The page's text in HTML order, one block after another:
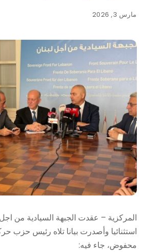
مارس 3, 2026
المركزية – عقدت الجبهة السيادية من اجل
استثنائيا وأصدرت بيانا تلاه رئيس حزب
محفوض، جاء فيه: